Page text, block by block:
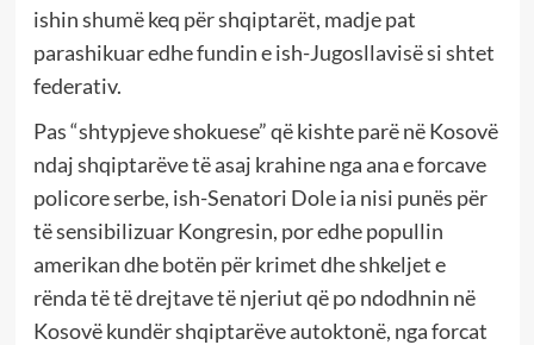
ishin shumë keq për shqiptarët, madje pat
parashikuar edhe fundin e ish-Jugosllavisë si shtet
federativ.
Pas “shtypjeve shokuese” që kishte parë në Kosovë
ndaj shqiptarëve të asaj krahine nga ana e forcave
policore serbe, ish-Senatori Dole ia nisi punës për
të sensibilizuar Kongresin, por edhe popullin
amerikan dhe botën për krimet dhe shkeljet e
rënda të të drejtave të njeriut që po ndodhnin në
Kosovë kundër shqiptarëve autoktonë, nga forcat